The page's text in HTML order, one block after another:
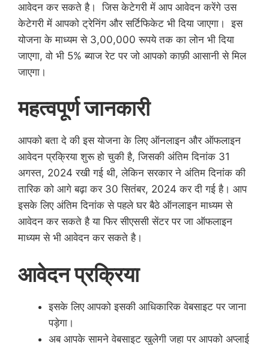
आवेदन कर सकते है। जिस केटेगरी में आप आवेदन करेंगे उस
केटेगरी में आपको ट्रेनिंग और सर्टिफिकेट भी दिया जाएगा। इस
योजना के माध्यम से 3,00,000 रूपये तक का लोन भी दिया
जाएगा, वो भी 5% ब्याज रेट पर जो आपको काफ़ी आसानी से मिल
जाएगा।
महत्वपूर्ण जानकारी
आपको बता दे की इस योजना के लिए ऑनलाइन और ऑफलाइन
आवेदन प्रक्रिया शुरू हो चुकी है, जिसकी अंतिम दिनांक 31
अगस्त, 2024 रखी गई थी, लेकिन सरकार ने अंतिम दिनांक की
तारिक को आगे बढ़ा कर 30 सितंबर, 2024 कर दी गई है। आप
इसके लिए अंतिम दिनांक से पहले घर बैठे ऑनलाइन माध्यम से
आवेदन कर सकते है या फिर सीएससी सेंटर पर जा ऑफलाइन
माध्यम से भी आवेदन कर सकते है।
आवेदन प्रक्रिया
इसके लिए आपको इसकी आधिकारिक वेबसाइट पर जाना
पड़ेगा।
अब आपके सामने वेबसाइट खुलेगी जहा पर आपको अप्लाई